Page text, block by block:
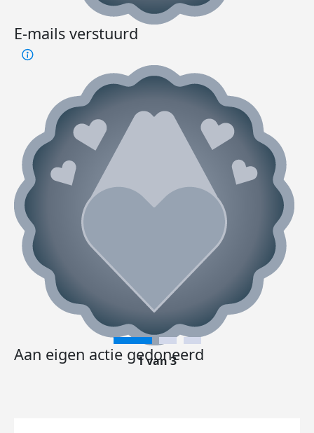
E-mails verstuurd
Aan eigen actie gedoneerd
1 van 3